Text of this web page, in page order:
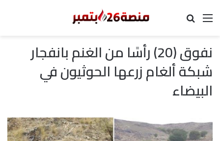
القائمة
نفوق (20) رأسًا من الغنم بانفجار
شبكة ألغام زرعها الحوثيون في
البيضاء